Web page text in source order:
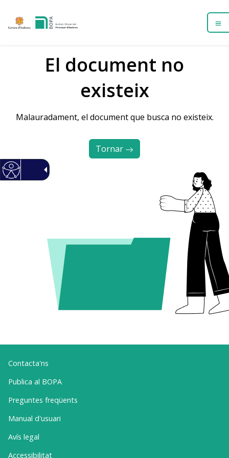
El document no
existeix
Malauradament, el document que busca no existeix.
Contacta'ns
Publica al BOPA
Preguntes freqüents
Manual d'usuari
Avís legal
Accessibilitat